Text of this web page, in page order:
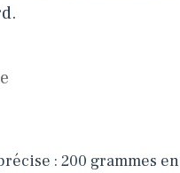
.
: 200 grammes en